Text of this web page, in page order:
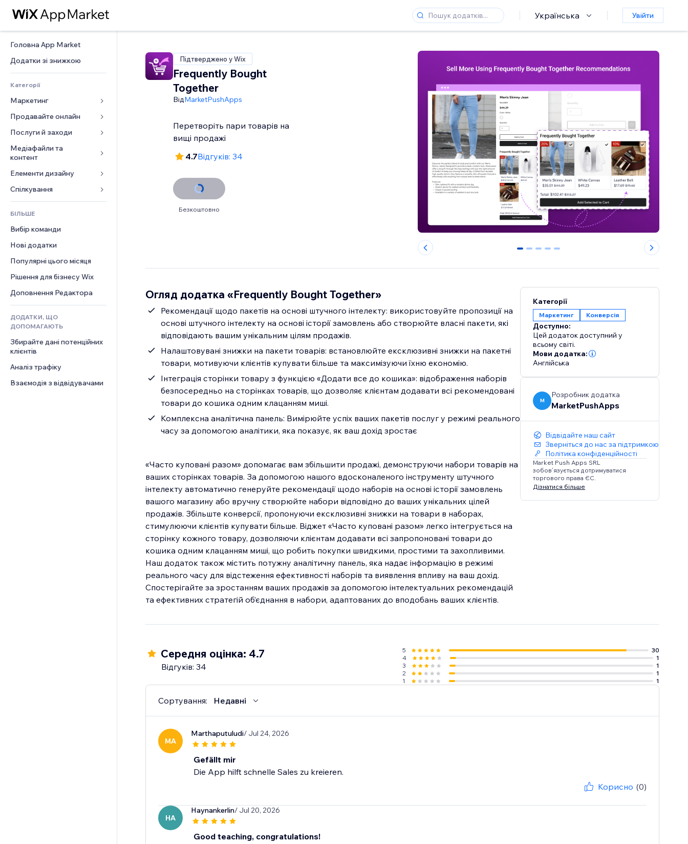
Українська Увійти
Головна App Market
Додатки зі знижкою
Категорії
Маркетинг
Реклама
Мобільний
Аналітика
Соцмережі
SEO
Залучення
Розміщення сайту
Ел. пошта
Конверсія
Продавайте онлайн
Додатки для магазинів
Надсилання та доставка
Кнопки продажу
Онлайн‑курси
Друк на замовлення
Бухгалтерський облік
Купони й лояльність
Рішення для складів
Дропшипінг
Тарифні плани й підписки
Краудфандинг
Їжа та напої
Послуги й заходи
Готелі
Заходи
Ресторани
Нерухомість
Медіафайли та
контент
Галерея
Музика
Подкасти
Фотографія
Відео
PDF
Обмін файлами
Новини
Елементи дизайну
Карти й навігація
Конфіденційність і безпека
Годинник
Шаблони сторінок
Ефекти зображення
Кнопки та меню
Банери та бейджі
Калькулятори
Пошук
Погода
Графіки й таблиці
Форми
Опитування
Чат
Коментарі
Телефон
Спільнота
Відгуки
CRM
БІЛЬШЕ
Вибір команди
Нові додатки
Популярні цього місяця
Рішення для бізнесу Wix
Доповнення Редактора
ДОДАТКИ, ЩО
ДОПОМАГАЮТЬ
Збирайте дані потенційних
клієнтів
Аналіз трафіку
Взаємодія з відвідувачами
Підтверджено у Wix
Frequently Bought
Together
ВідMarketPushApps
Перетворіть пари товарів на
вищі продажі
4.7Відгуків: 34
Безкоштовно
0 1 2 3 4
Огляд додатка «Frequently Bought Together»
Рекомендації щодо пакетів на основі штучного інтелекту: використовуйте пропозиції на
основі штучного інтелекту на основі історії замовлень або створюйте власні пакети, які
відповідають вашим унікальним цілям продажів.
Налаштовувані знижки на пакети товарів: встановлюйте ексклюзивні знижки на пакетні
товари, мотивуючи клієнтів купувати більше та максимізуючи їхню економію.
Інтеграція сторінки товару з функцією «Додати все до кошика»: відображення наборів
безпосередньо на сторінках товарів, що дозволяє клієнтам додавати всі рекомендовані
товари до кошика одним клацанням миші.
Комплексна аналітична панель: Вимірюйте успіх ваших пакетів послуг у режимі реального
часу за допомогою аналітики, яка показує, як ваш дохід зростає
«Часто куповані разом» допомагає вам збільшити продажі, демонструючи набори товарів на
ваших сторінках товарів. За допомогою нашого вдосконаленого інструменту штучного
інтелекту автоматично генеруйте рекомендації щодо наборів на основі історії замовлень
вашого магазину або вручну створюйте набори відповідно до ваших унікальних цілей
продажів. Збільште конверсії, пропонуючи ексклюзивні знижки на товари в наборах,
стимулюючи клієнтів купувати більше. Віджет «Часто куповані разом» легко інтегрується на
сторінку кожного товару, дозволяючи клієнтам додавати всі запропоновані товари до
кошика одним клацанням миші, що робить покупки швидкими, простими та захопливими.
Наш додаток також містить потужну аналітичну панель, яка надає інформацію в режимі
реального часу для відстеження ефективності наборів та виявлення впливу на ваш дохід.
Спостерігайте за зростанням ваших продажів за допомогою інтелектуальних рекомендацій
та ефективних стратегій об’єднання в набори, адаптованих до вподобань ваших клієнтів.
Категорії
Маркетинг Конверсія
Доступно:
Цей додаток доступний у
всьому світі.
Мови додатка:
Англійська
M
Розробник додатка
MarketPushApps
Відвідайте наш сайт
Зверніться до нас за підтримкою
Політика конфіденційності
Market Push Apps SRL
зобов’язується дотримуватися
торгового права ЄС.
Дізнатися більше
Середня оцінка: 4.7
Відгуків: 34
5
30
4
1
3
1
2
1
1
1
Сортування: Недавні
MA
Marthaputuludi/ Jul 24, 2026
Gefällt mir
Die App hilft schnelle Sales zu kreieren.
Корисно (0)
HA
Haynankerlin/ Jul 20, 2026
Good teaching, congratulations!